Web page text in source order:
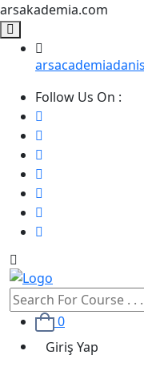
arsakademia.com
Follow Us On :
0
Giriş Yap